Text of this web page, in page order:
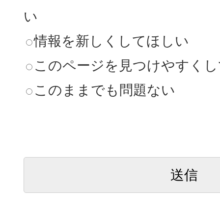
い
情報を新しくしてほしい
このページを見つけやすく
このままでも問題ない